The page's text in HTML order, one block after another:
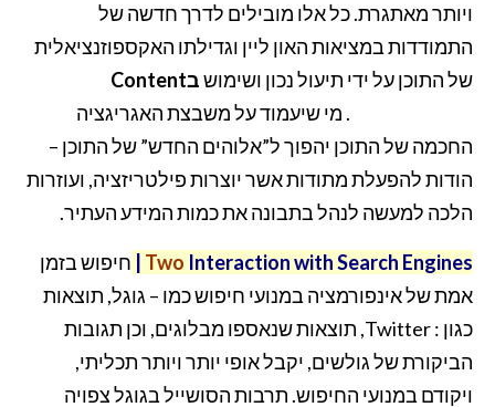
ויותר מאתגרת. כל אלו מובילים לדרך חדשה של
התמודדות במציאות האון ליין וגדילתו האקספוזנציאלית
של התוכן על ידי תיעול נכון ושימוש
בContent
. מי שיעמוד על משבצת האגריגציה
החכמה של התוכן יהפוך ל”אלוהים החדש” של התוכן –
הודות להפעלת מתודות אשר יוצרות פילטריזציה, ועוזרות
הלכה למעשה לנהל בתבונה את כמות המידע העתיר.
Two Interaction with Search Engines
חיפוש בזמן
אמת של אינפורמציה במנועי חיפוש כמו – גוגל, תוצאות
כגון : Twitter, תוצאות שנאספו מבלוגים, וכן תגובות
הביקורת של גולשים, יקבל אופי יותר ויותר תכליתי,
ויקודם במנועי החיפוש. תרבות הסושייל בגוגל צפויה